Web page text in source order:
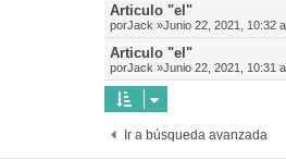
Articulo "el"
porJack »Junio 22, 2021, 10:32
Articulo "el"
porJack »Junio 22, 2021, 10:31
Ir a búsqueda avanzada